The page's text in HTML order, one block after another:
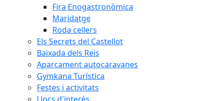
Fira Enogastronòmica
Maridatge
Roda cellers
Els Secrets del Castellot
Baixada dels Reis
Aparcament autocaravanes
Gymkana Turística
Festes i activitats